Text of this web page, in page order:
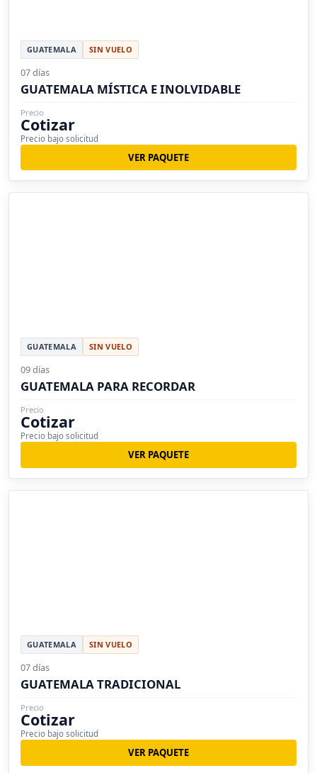
GUATEMALA SIN VUELO
07 días
GUATEMALA MÍSTICA E INOLVIDABLE
Precio
Cotizar
Precio bajo solicitud
VER PAQUETE
GUATEMALA SIN VUELO
09 días
GUATEMALA PARA RECORDAR
Precio
Cotizar
Precio bajo solicitud
VER PAQUETE
GUATEMALA SIN VUELO
07 días
GUATEMALA TRADICIONAL
Precio
Cotizar
Precio bajo solicitud
VER PAQUETE